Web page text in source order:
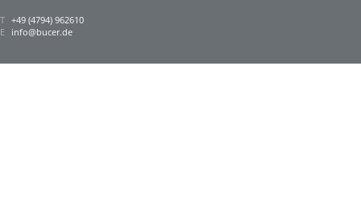
T +49 (4794) 962610
E info@bucer.de